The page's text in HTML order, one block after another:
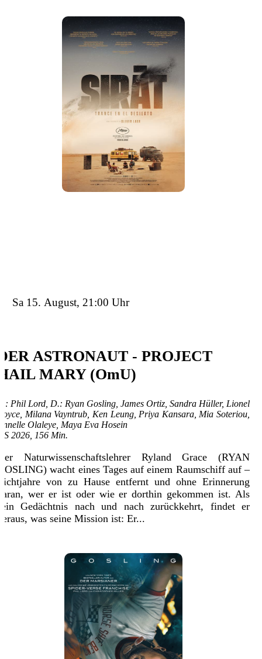
Sa 15. August, 21:00 Uhr
ASTRONAUT - PROJECT
MARY (OmU)
Phil Lord, D.: Ryan Gosling, James Ortiz, Sandra Hüller, Lionel
Milana Vayntrub, Ken Leung, Priya Kansara, Mia Soteriou,
Olaleye, Maya Eva Hosein
2026, 156 Min.
Naturwissenschaftslehrer Ryland Grace (RYAN
wacht eines Tages auf einem Raumschiff auf –
von zu Hause entfernt und ohne Erinnerung
wer er ist oder wie er dorthin gekommen ist. Als
Gedächtnis nach und nach zurückkehrt, findet er
was seine Mission ist: Er...